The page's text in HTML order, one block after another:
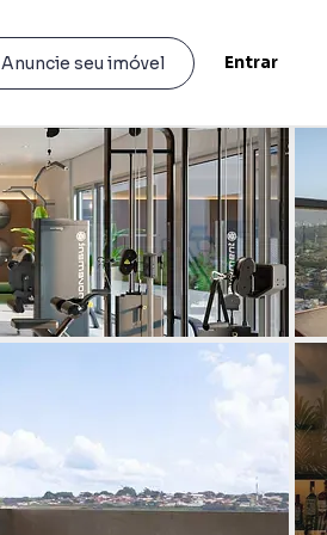
Anuncie seu imóvel Entrar